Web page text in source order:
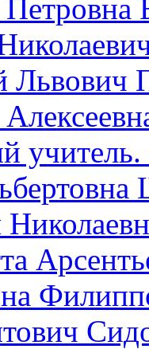
Петровна
Львович